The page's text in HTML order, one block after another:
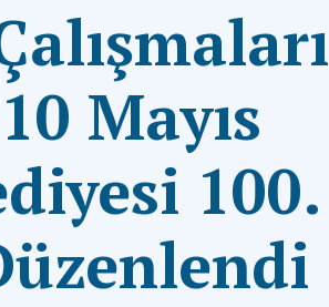
Mayıs
100.